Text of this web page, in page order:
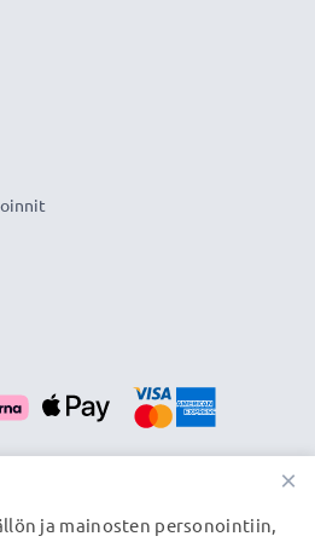
kansainvälinen
laadukkaita tuotteita, ja
takuun!
×
ja mainosten personointiin,